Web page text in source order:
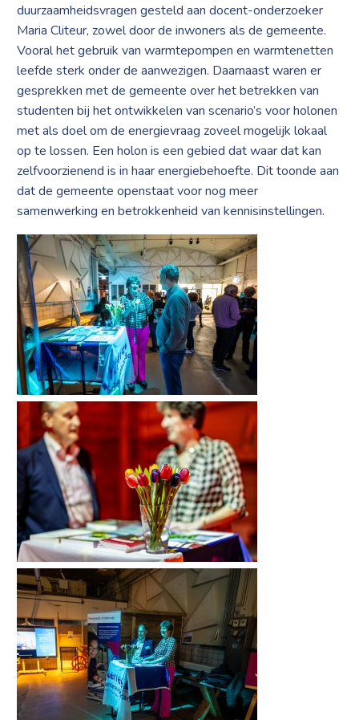
duurzaamheidsvragen gesteld aan docent-onderzoeker
Maria Cliteur, zowel door de inwoners als de gemeente.
Vooral het gebruik van warmtepompen en warmtenetten
leefde sterk onder de aanwezigen. Daarnaast waren er
gesprekken met de gemeente over het betrekken van
studenten bij het ontwikkelen van scenario’s voor holonen
met als doel om de energievraag zoveel mogelijk lokaal
op te lossen. Een holon is een gebied dat waar dat kan
zelfvoorzienend is in haar energiebehoefte. Dit toonde aan
dat de gemeente openstaat voor nog meer
samenwerking en betrokkenheid van kennisinstellingen.